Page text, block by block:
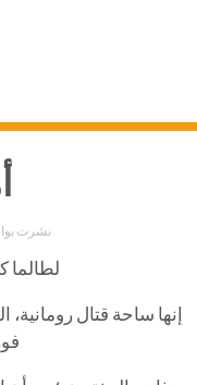
نشرت
لطالما
إنها ساحة قتال